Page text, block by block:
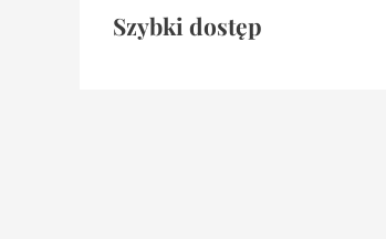
Szybki dostęp